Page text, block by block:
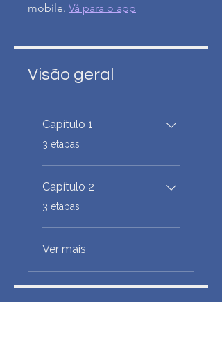
mobile. Vá para o app
Visão geral
Capítulo 1
.3 etapas
Capítulo 2
.3 etapas
Ver mais